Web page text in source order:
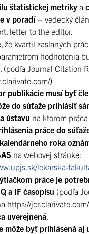
štatistickej metriky a
v poradí– vedecký
letter to the editor.
že kvartil zaslaných
hodnotenia
(podľa Journal Citation
)
publikácie musí byť
do súťaže prihlásiť
ústavu na ktorom práca
práce do
roka
na webovej stránke:
lekarska-
práce je
a IF časopisu (podľa
https://jcr.clarivate.com/
uverejnená
môže byť prihlásená aj